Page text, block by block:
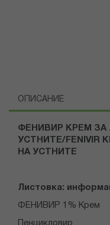
ОПИСАНИЕ
ФЕНИВИР КРЕМ ЗА
УСТНИТЕ/
НА УСТНИТЕ
Листовка:
ФЕНИВИР 1% Крем